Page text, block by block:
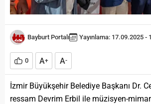
Bayburt Portalı Yayınlama: 17.09.2025 -
0 A+ A-
İzmir Büyükşehir Belediye Başkanı Dr.
ressam Devrim Erbil ile müzisyen-